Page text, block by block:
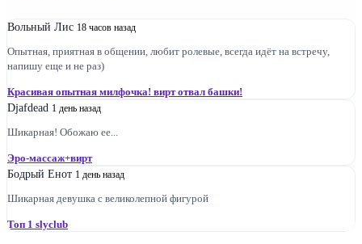
Вольный Лис 18 часов назад
Опытная, приятная в общении, любит ролевые, всегда идёт на встречу,
напишу еще и не раз)
Красивая опытная милфочка! вирт отвал башки!
Djafdead 1 день назад
Шикарная! Обожаю ее...
Эро-массаж+вирт
Бодрый Енот 1 день назад
Шикарная девушка с великолепной фигурой
Топ 1 slyclub